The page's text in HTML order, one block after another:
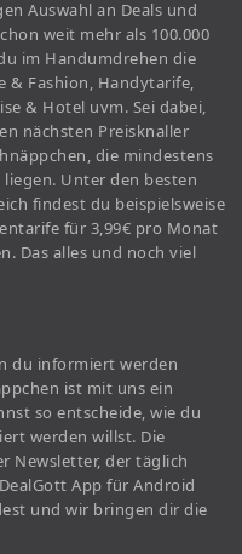
Auswahl an Deals und
weit mehr als 100.000
im Handumdrehen die
& Fashion, Handytarife,
& Hotel uvm. Sei dabei,
nächsten Preisknaller
die mindestens
Unter den besten
findest du beispielsweise
für 3,99€ pro Monat
Das alles und noch viel
du informiert werden
ist mit uns ein
so entscheide, wie du
werden willst. Die
Newsletter, der täglich
App für Android
und wir bringen dir die